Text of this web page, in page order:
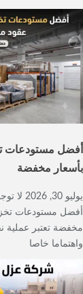
أفضل مستودعات
بأسعار مخفضة
يوليو 30, 2026
لا
أفضل مستودعات
مخفضة تعتبر عملية
واهتماما خاصا